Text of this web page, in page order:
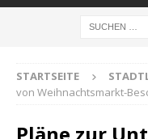
STARTSEITE
von Weihnachtsmarkt-
Pläne zur